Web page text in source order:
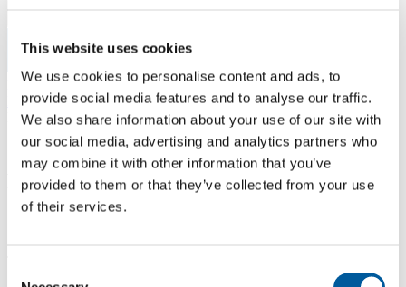
This website uses cookies
We use cookies to personalise content and ads, to
provide social media features and to analyse our traffic.
We also share information about your use of our site with
our social media, advertising and analytics partners who
may combine it with other information that you’ve
provided to them or that they’ve collected from your use
of their services.
Menu
Domů
Prodejní místa/
Podlahy Plotz
Podlahy Plotz